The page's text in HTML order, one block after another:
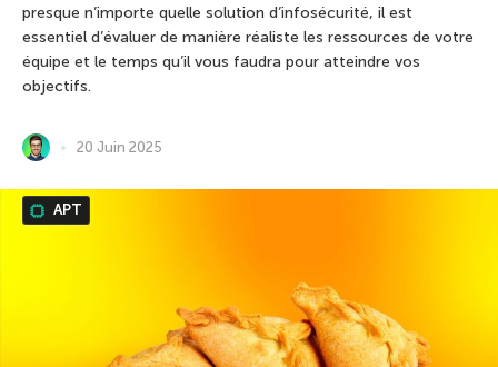
presque n’importe quelle solution d’infosécurité, il est
essentiel d’évaluer de manière réaliste les ressources de votre
équipe et le temps qu’il vous faudra pour atteindre vos
objectifs.
20 Juin 2025
APT